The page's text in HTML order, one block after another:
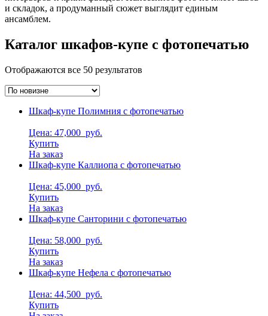
и складок, а продуманный сюжет выглядит единым
ансамблем.
Каталог шкафов-купе с фотопечатью
Отображаются все 50 результатов
Шкаф-купе Полимния с фотопечатью
Цена: 47,000 руб.
Купить
На заказ
Шкаф-купе Каллиопа с фотопечатью
Цена: 45,000 руб.
Купить
На заказ
Шкаф-купе Санторини с фотопечатью
Цена: 58,000 руб.
Купить
На заказ
Шкаф-купе Нефела с фотопечатью
Цена: 44,500 руб.
Купить